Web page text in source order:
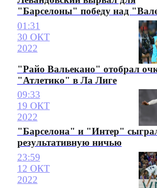
"Барселоны" победу над
01:31
30 ОКТ
2022
"Райо Вальекано" отобрал
"Атлетико" в Ла Лиге
09:33
19 ОКТ
2022
"Барселона" и "Интер"
результативную ничью
23:59
12 ОКТ
2022